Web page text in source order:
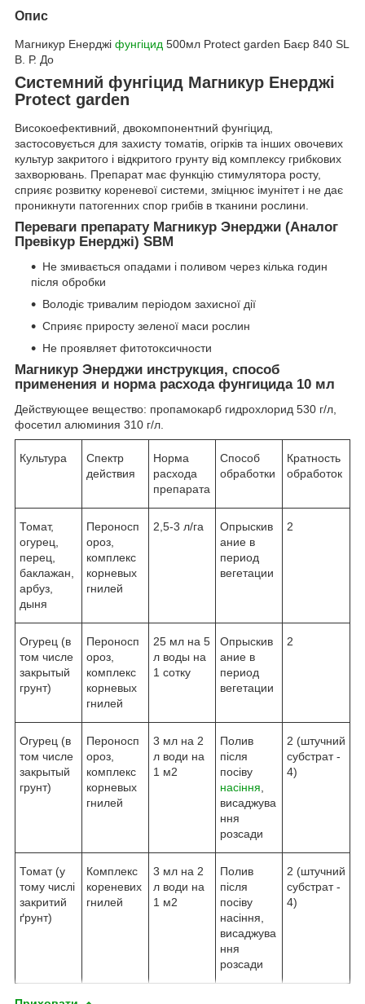
Опис
Магникур Енерджі фунгіцид 500мл Protect garden Баєр 840 SL
В. Р. До
Системний фунгіцид Магникур Енерджі
Protect garden
Високоефективний, двокомпонентний фунгіцид,
застосовується для захисту томатів, огірків та інших овочевих
культур закритого і відкритого грунту від комплексу грибкових
захворювань. Препарат має функцію стимулятора росту,
сприяє розвитку кореневої системи, зміцнює імунітет і не дає
проникнути патогенних спор грибів в тканини рослини.
Переваги препарату Магникур Энерджи (Аналог
Превікур Енерджі) SBM
Не змивається опадами і поливом через кілька годин
після обробки
Володіє тривалим періодом захисної дії
Сприяє приросту зеленої маси рослин
Не проявляет фитотоксичности
Магникур Энерджи инструкция, способ
применения и норма расхода фунгицида 10 мл
Действующее вещество: пропамокарб гидрохлорид 530 г/л,
фосетил алюминия 310 г/л.
Культура
Спектр
действия
Норма
расхода
препарата
Способ
обработки
Кратность
обработок
Томат,
огурец,
перец,
баклажан,
арбуз,
дыня
Пероносп
ороз,
комплекс
корневых
гнилей
2,5-3 л/га
Опрыскив
ание в
период
вегетации
2
Огурец (в
том числе
закрытый
грунт)
Пероносп
ороз,
комплекс
корневых
гнилей
25 мл на 5
л воды на
1 сотку
Опрыскив
ание в
период
вегетации
2
Огурец (в
том числе
закрытый
грунт)
Пероносп
ороз,
комплекс
корневых
гнилей
3 мл на 2
л води на
1 м2
Полив
після
посіву
насіння
висаджува
ння
розсади
2 (штучний
субстрат -
4)
Томат (у
тому числі
закритий
ґрунт)
Комплекс
кореневих
гнилей
3 мл на 2
л води на
1 м2
Полив
після
посіву
насіння,
висаджува
ння
розсади
2 (штучний
субстрат -
4)